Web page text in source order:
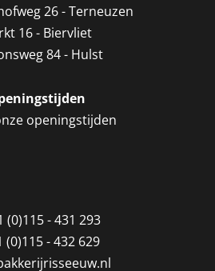
26 - Terneuzen
16 - Biervliet
84 - Hulst
openingstijden
(0)115 - 431 293
(0)115 - 432 629